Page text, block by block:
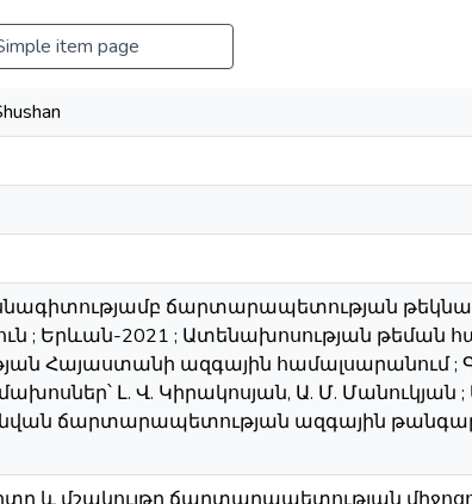
item page
ճարտարապետության
; Երևան-2021 ; Ատենախոսության թեման
Հայաստանի ազգային համալսարանում ;
Լ. Վ. Կիրակոսյան, Ա. Մ.
ճարտարապետության ազգային